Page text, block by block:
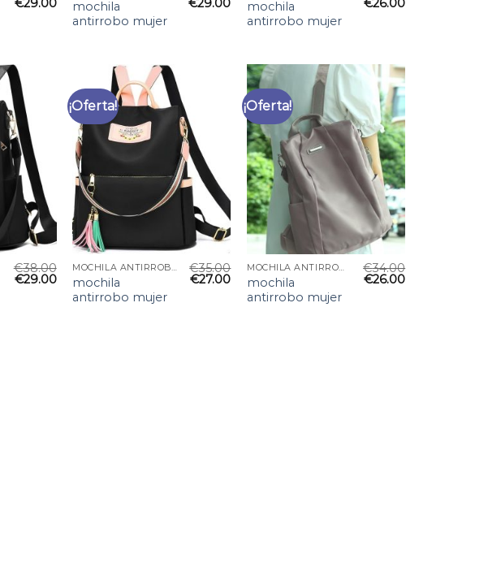
€29.00
mochila
antirrobo mujer
€29.00
mochila
antirrobo mujer
€26.00
€38.00
€29.00
¡Oferta!
MOCHILA ANTIRROBO MUJER
mochila
antirrobo mujer
€35.00
€27.00
¡Oferta!
MOCHILA ANTIRROBO MUJER
mochila
antirrobo mujer
€34.00
€26.00